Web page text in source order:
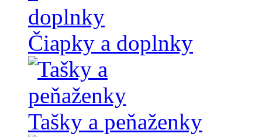
Čiapky a doplnky
Tašky a peňaženky